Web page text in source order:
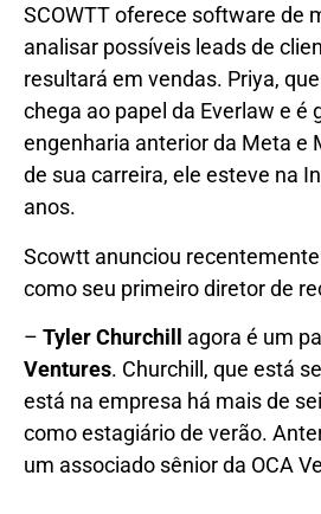
SCOWTT oferece software de
analisar possíveis leads de
resultará em vendas. Priya,
chega ao papel da Everlaw e é
engenharia anterior da Meta e
de sua carreira, ele esteve na
anos.
Scowtt anunciou
como seu primeiro diretor de
– Tyler Churchill agora é um
Ventures. Churchill, que está
está na empresa há mais de
como estagiário de verão.
um associado sênior da OCA